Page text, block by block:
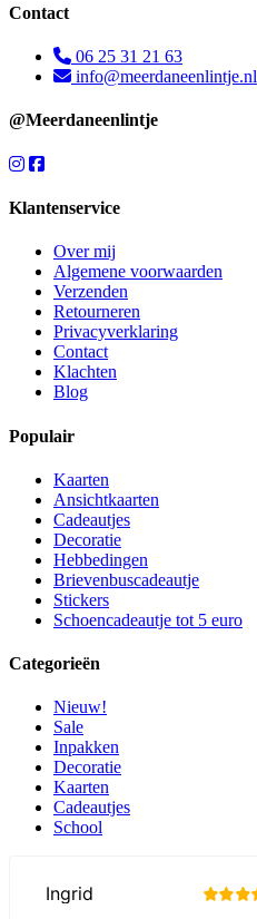
Contact
06 25 31 21 63
info@meerdaneenlintje.nl
@Meerdaneenlintje
Klantenservice
Over mij
Algemene voorwaarden
Verzenden
Retourneren
Privacyverklaring
Contact
Klachten
Blog
Populair
Kaarten
Ansichtkaarten
Cadeautjes
Decoratie
Hebbedingen
Brievenbuscadeautje
Stickers
Schoencadeautje tot 5 euro
Categorieën
Nieuw!
Sale
Inpakken
Decoratie
Kaarten
Cadeautjes
School